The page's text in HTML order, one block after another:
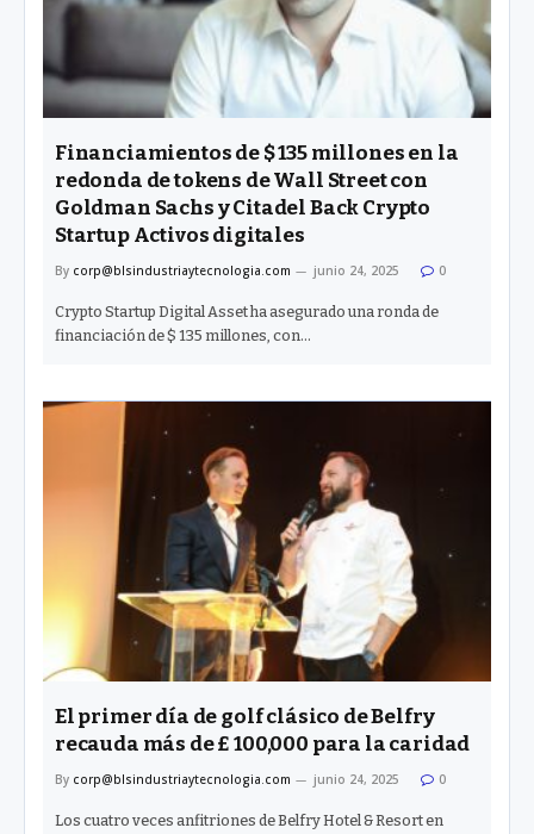
Financiamientos de $ 135 millones en la
redonda de tokens de Wall Street con
Goldman Sachs y Citadel Back Crypto
Startup Activos digitales
By corp@blsindustriaytecnologia.com junio 24, 2025 0
Crypto Startup Digital Asset ha asegurado una ronda de
financiación de $ 135 millones, con…
El primer día de golf clásico de Belfry
recauda más de £ 100,000 para la caridad
By corp@blsindustriaytecnologia.com junio 24, 2025 0
Los cuatro veces anfitriones de Belfry Hotel & Resort en